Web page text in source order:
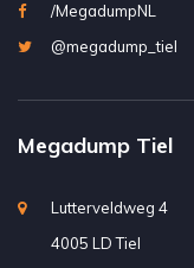
/MegadumpNL
@megadump_tiel
Megadump Tiel
Lutterveldweg 4
4005 LD Tiel